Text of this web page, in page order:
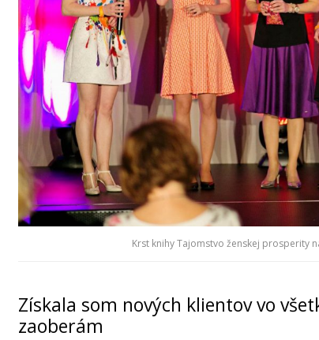
Krst knihy Tajomstvo ženskej prosperity
Získala som nových klientov vo
zaoberám